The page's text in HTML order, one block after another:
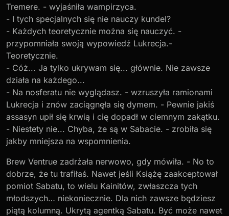
Tremere. - wyjaśniła wampirzyca.
- I tych specjalnych się nie nauczy kundel?
- Każdych teoretycznie można się nauczyć. -
przypomniała swoją wypowiedź Lukrecja.-
Teoretycznie.
- Cóż... Ja tylko ukrywam się... głównie. Nie zawsze
działa na każdego...
- Na nosferatu nie wyglądasz. - wzruszyła ramionami
Lukrecja i znów zaciągnęła się dymem. - Pewnie jakiś
assasyn upił się krwią i cię dopadł w ciemnym zakątku.
- Niestety nie... Chyba, że są w Sabacie. - zrobiła się
jakby mniejsza na wspomnienia.
Brew Ventrue zadrżała nerwowo, gdy mówiła. - No to
dobrze, że tu trafiłaś. Nawet jeśli Książę zaakceptował
pomiot Sabatu, to wielu Kainitów, zwłaszcza tych
młodszych… niekoniecznie. Dla nich zawsze będziesz
piątą kolumną. Ukrytą agentką Sabatu. Być może nawet